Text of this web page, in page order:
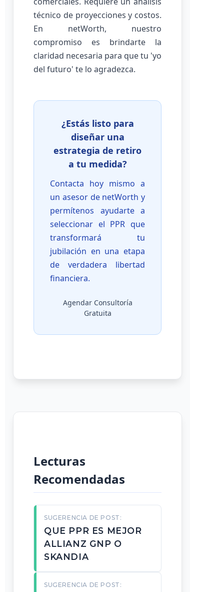
técnico de proyecciones y costos.
En netWorth, nuestro
compromiso es brindarte la
claridad necesaria para que tu 'yo
del futuro' te lo agradezca.
¿Estás listo para
diseñar una
estrategia de retiro
a tu medida?
Contacta hoy mismo a
un asesor de netWorth y
permítenos ayudarte a
seleccionar el PPR que
transformará tu
jubilación en una etapa
de verdadera libertad
financiera.
Agendar Consultoría
Gratuita
Lecturas
Recomendadas
SUGERENCIA DE POST:
QUE PPR ES MEJOR
ALLIANZ GNP O
SKANDIA
SUGERENCIA DE POST: